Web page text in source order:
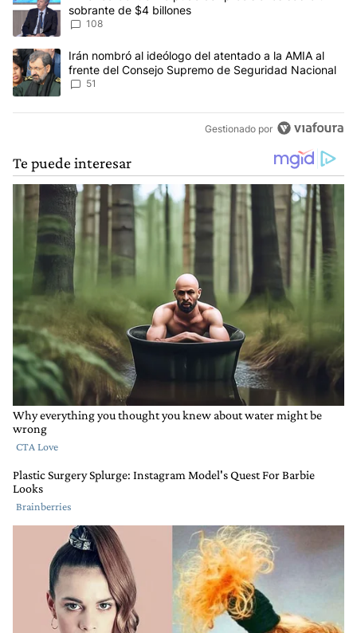
sobrante de $4 billones
108
Un artículo de tendencia con el título "Irán nombró al ideólogo
Irán nombró al ideólogo del atentado a la AMIA al
frente del Consejo Supremo de Seguridad Nacional
51
Gestionado por